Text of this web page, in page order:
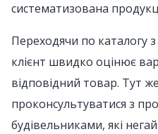
систематизована
Переходячи по каталогу з
клієнт швидко оцінює
відповідний товар. Тут
проконсультуватися з
будівельниками, які